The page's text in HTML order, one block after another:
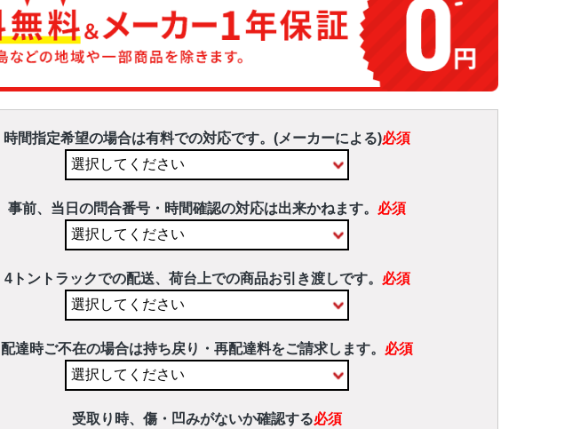
時間指定希望の場合は有料での対応です。(メーカーによる)必須
事前、当日の問合番号・時間確認の対応は出来かねます。 必須
4トントラックでの配送、荷台上での商品お引き渡しです。 必須
配達時ご不在の場合は持ち戻り・再配達料をご請求します。 必須
受取り時、傷・凹みがないか確認する必須